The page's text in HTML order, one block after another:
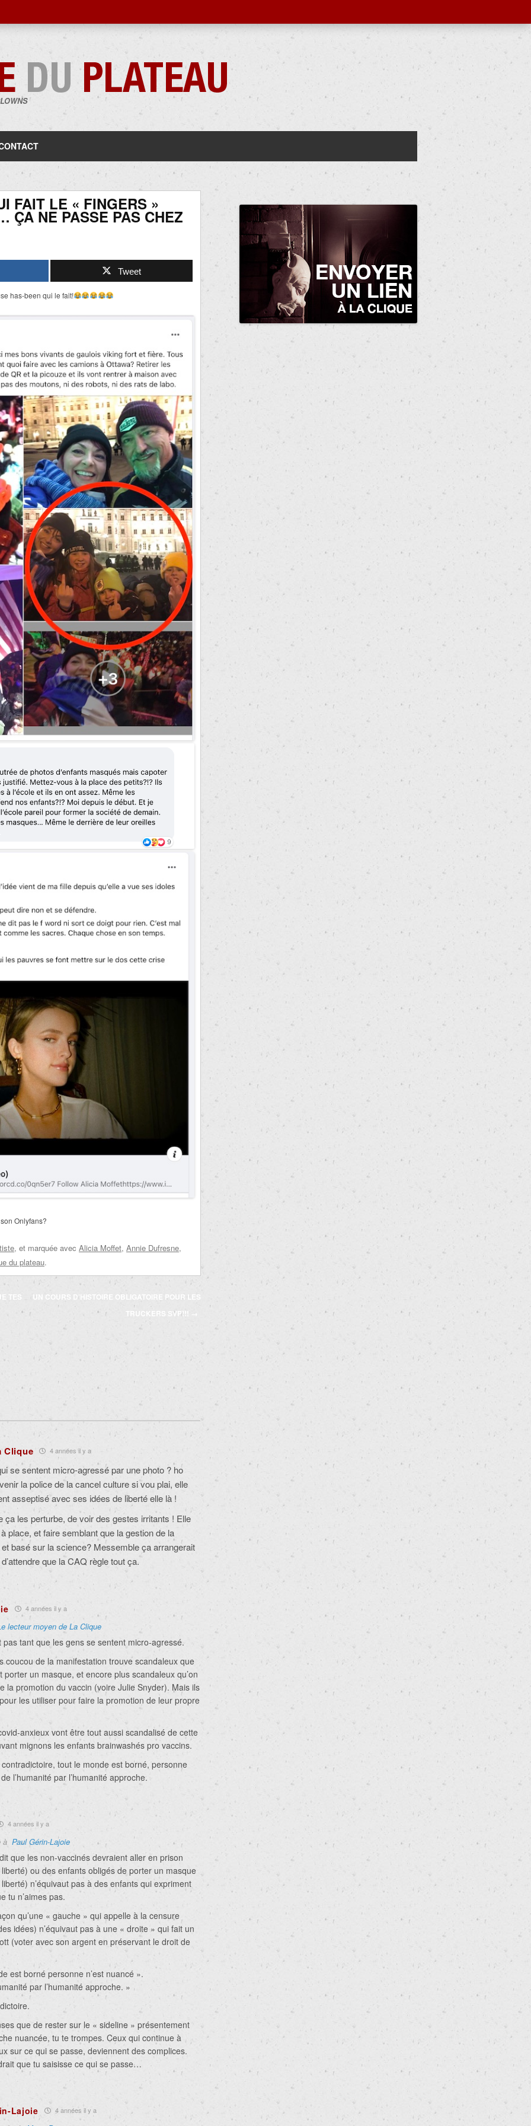
au
FAIT LE « FINGERS »
ÇA NE PASSE PAS CHEZ
Tweet
has-been qui le fait!
Onlyfans?
, et marquée avec Alicia Moffet, Annie Dufresne,
du plateau.
TES
UN COURS D’HISTOIRE OBLIGATOIRE POUR LES
TRUCKERS SVP!!! →
Clique 4 années il y a
se sentent micro-agressé par une photo ? ho
la police de la cancel culture si vou plai, elle
asseptisé avec ses idées de liberté elle là !
ça les perturbe, de voir des gestes irritants ! Elle
place, et faire semblant que la gestion de la
basé sur la science? Messemble ça arrangerait
que la CAQ règle tout ça.
4 années il y a
lecteur moyen de La Clique
pas tant que les gens se sentent micro-agressé.
coucou de la manifestation trouve scandaleux que
porter un masque, et encore plus scandaleux qu’on
la promotion du vaccin (voire Julie Snyder). Mais ils
les utiliser pour faire la promotion de leur propre
anxieux vont être tout aussi scandalisé de cette
mignons les enfants brainwashés pro vaccins.
tout le monde est borné, personne
l’humanité par l’humanité approche.
4 années il y a
à Paul Gérin-Lajoie
que les non-vaccinés devraient aller en prison
ou des enfants obligés de porter un masque
n’équivaut pas à des enfants qui expriment
tu n’aimes pas.
qu’une « gauche » qui appelle à la censure
idées) n’équivaut pas à une « droite » qui fait un
(voter avec son argent en préservant le droit de
est borné personne n’est nuancé ».
par l’humanité approche. »
que de rester sur le « sideline » présentement
nuancée, tu te trompes. Ceux qui continue à
sur ce qui se passe, deviennent des complices.
que tu saisisse ce qui se passe…
Lajoie 4 années il y a